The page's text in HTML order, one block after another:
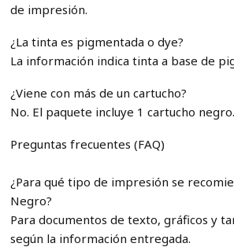
de impresión.
¿La tinta es pigmentada o dye?
La información indica tinta a base de
¿Viene con más de un cartucho?
No. El paquete incluye 1 cartucho negro.
Preguntas frecuentes (FAQ)
¿Para qué tipo de impresión se
Negro?
Para documentos de texto, gráficos y
según la información entregada.